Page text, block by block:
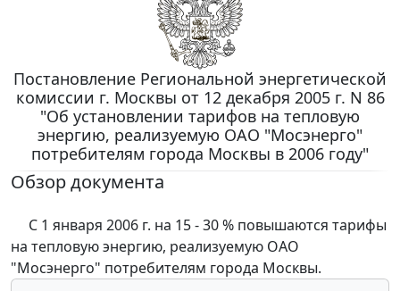
Постановление Региональной энергетической
комиссии г. Москвы от 12 декабря 2005 г. N 86
"Об установлении тарифов на тепловую
энергию, реализуемую ОАО "Мосэнерго"
потребителям города Москвы в 2006 году"
Обзор документа
С 1 января 2006 г. на 15 - 30 % повышаются тарифы
на тепловую энергию, реализуемую ОАО
"Мосэнерго" потребителям города Москвы.